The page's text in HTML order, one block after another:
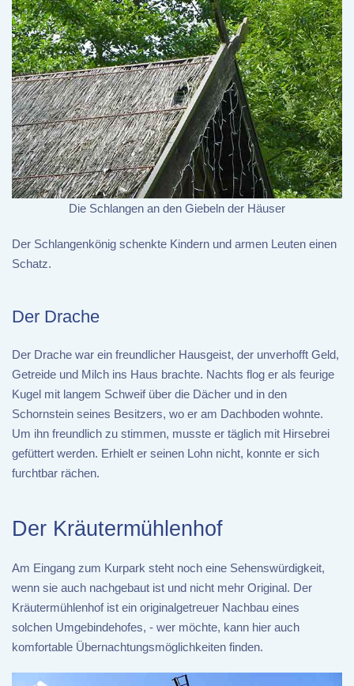
Die Schlangen an den Giebeln der Häuser
Der Schlangenkönig schenkte Kindern und armen Leuten einen
Schatz.
Der Drache
Der Drache war ein freundlicher Hausgeist, der unverhofft Geld,
Getreide und Milch ins Haus brachte. Nachts flog er als feurige
Kugel mit langem Schweif über die Dächer und in den
Schornstein seines Besitzers, wo er am Dachboden wohnte.
Um ihn freundlich zu stimmen, musste er täglich mit Hirsebrei
gefüttert werden. Erhielt er seinen Lohn nicht, konnte er sich
furchtbar rächen.
Der Kräutermühlenhof
Am Eingang zum Kurpark steht noch eine Sehenswürdigkeit,
wenn sie auch nachgebaut ist und nicht mehr Original. Der
Kräutermühlenhof ist ein originalgetreuer Nachbau eines
solchen Umgebindehofes, - wer möchte, kann hier auch
komfortable Übernachtungsmöglichkeiten finden.